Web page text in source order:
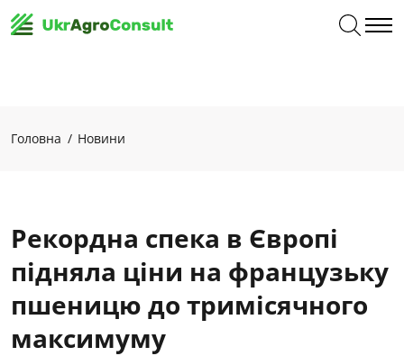
Головна Новини
Рекордна спека в Європі
підняла ціни на французьку
пшеницю до тримісячного
максимуму